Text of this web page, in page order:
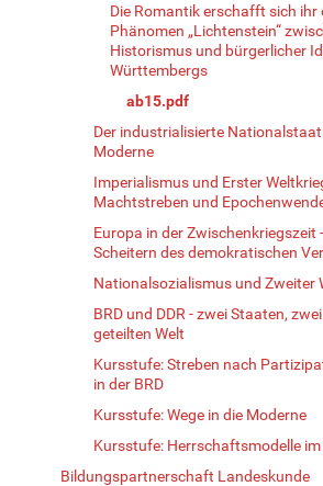
Die Romantik erschafft sich ihr
Phänomen „Lichtenstein“
Historismus und bürgerlicher
Württembergs
ab15.pdf
Der industrialisierte
Moderne
Imperialismus und Erster
Machtstreben und
Europa in der Zwischenkriegszeit
Scheitern des demokratischen
Nationalsozialismus und Zweiter
BRD und DDR - zwei Staaten,
geteilten Welt
Kursstufe: Streben nach
in der BRD
Kursstufe: Wege in die Moderne
Kursstufe: Herrschaftsmodelle
Bildungspartnerschaft Landeskunde